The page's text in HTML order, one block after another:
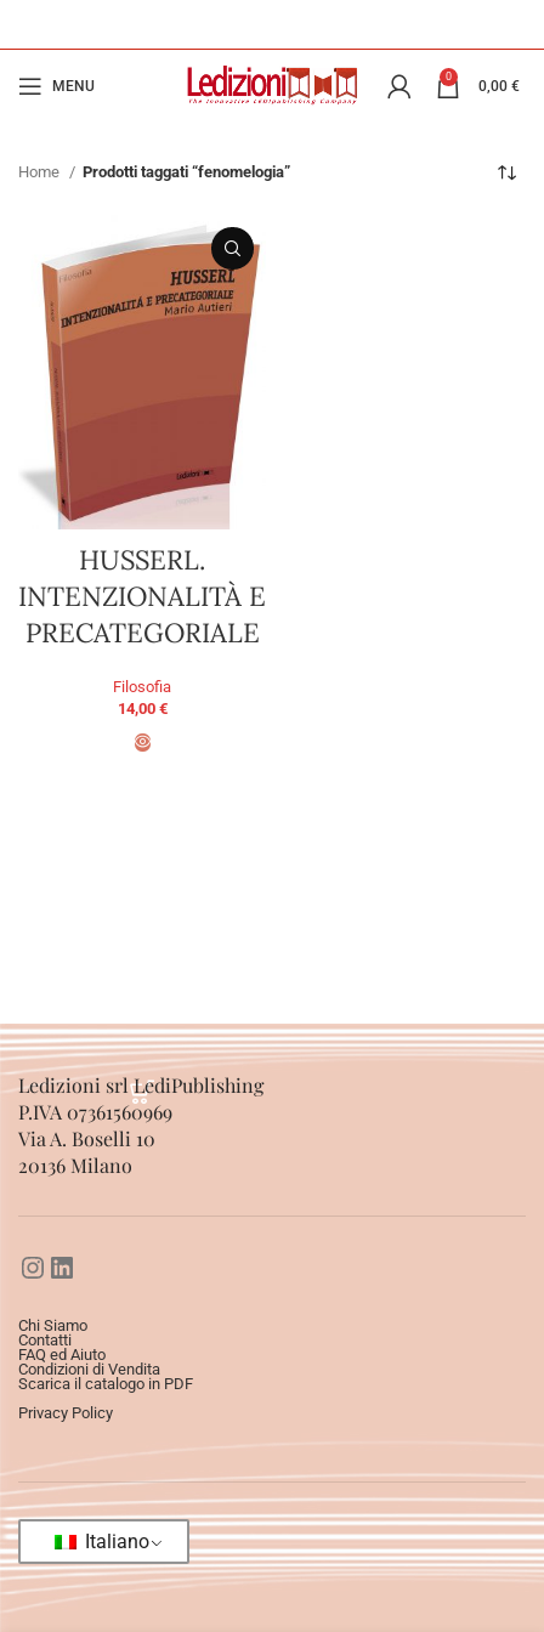
MENU
0
0,00 €
Home Prodotti taggati “fenomelogia”
HUSSERL.
INTENZIONALITÀ E
PRECATEGORIALE
Filosofia
14,00 €
Ledizioni srl LediPublishing
P.IVA 07361560969
Via A. Boselli 10
20136 Milano
Chi Siamo
Contatti
FAQ ed Aiuto
Condizioni di Vendita
Scarica il catalogo in PDF
Privacy Policy
Italiano